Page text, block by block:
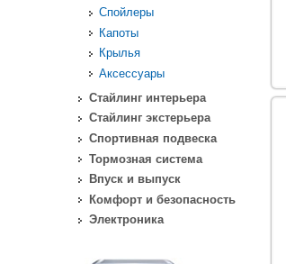
Спойлеры
Капоты
Крылья
Аксессуары
Стайлинг интерьера
Стайлинг экстерьера
Спортивная подвеска
Тормозная система
Впуск и выпуск
Комфорт и безопасность
Электроника